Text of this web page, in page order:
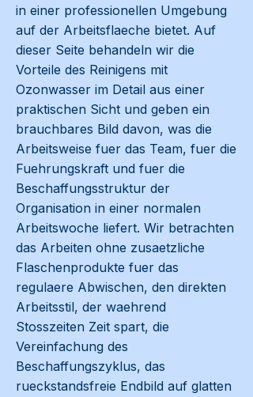
in einer professionellen Umgebung
auf der Arbeitsflaeche bietet. Auf
dieser Seite behandeln wir die
Vorteile des Reinigens mit
Ozonwasser im Detail aus einer
praktischen Sicht und geben ein
brauchbares Bild davon, was die
Arbeitsweise fuer das Team, fuer die
Fuehrungskraft und fuer die
Beschaffungsstruktur der
Organisation in einer normalen
Arbeitswoche liefert. Wir betrachten
das Arbeiten ohne zusaetzliche
Flaschenprodukte fuer das
regulaere Abwischen, den direkten
Arbeitsstil, der waehrend
Stosszeiten Zeit spart, die
Vereinfachung des
Beschaffungszyklus, das
rueckstandsfreie Endbild auf glatten